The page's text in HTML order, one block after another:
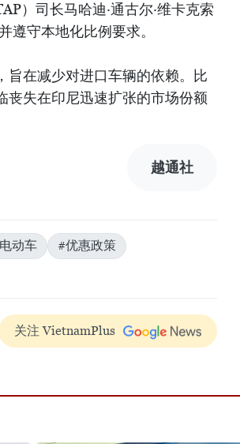
）司长马哈迪·通古尔·维卡克索
遵守本地化比例要求。
旨在减少对进口车辆的依赖。比
丧失在印尼迅速扩张的市场份额
越通社
动车
#优惠政策
关注 VietnamPlus